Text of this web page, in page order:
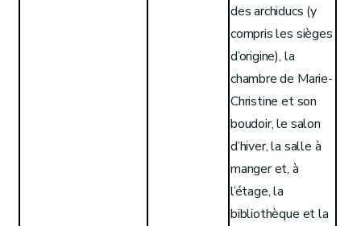
des archiducs (y
compris les sièges
d’origine), la
chambre de Marie-
Christine et son
boudoir, le salon
d’hiver, la salle à
manger et, à
l’étage, la
bibliothèque et la